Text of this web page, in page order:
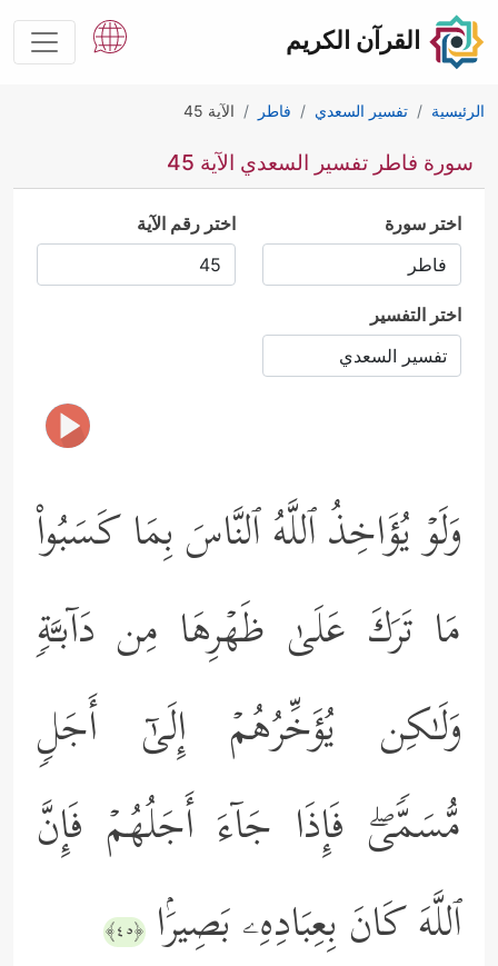
القرآن الكريم
الرئيسية تفسير السعدي فاطر الآية 45
سورة فاطر تفسير السعدي الآية 45
اختر سورة اختر رقم الآية
اختر التفسير
وَلَوۡ یُؤَاخِذُ ٱللَّهُ ٱلنَّاسَ بِمَا كَسَبُواْ
مَا تَرَكَ عَلَىٰ ظَهۡرِهَا مِن دَاۤبـَّةࣲ
وَلَـٰكِن یُؤَخِّرُهُمۡ إِلَىٰۤ أَجَلࣲ
مُّسَمࣰّىۖ فَإِذَا جَاۤءَ أَجَلُهُمۡ فَإِنَّ
ٱللَّهَ كَانَ بِعِبَادِهِۦ بَصِیرَۢا ﴿٤٥﴾